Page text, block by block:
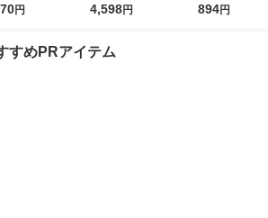
タースライダー
円
換用フィルター 3個入
4,598円
ットコンロ用
894円
すめPRアイテム